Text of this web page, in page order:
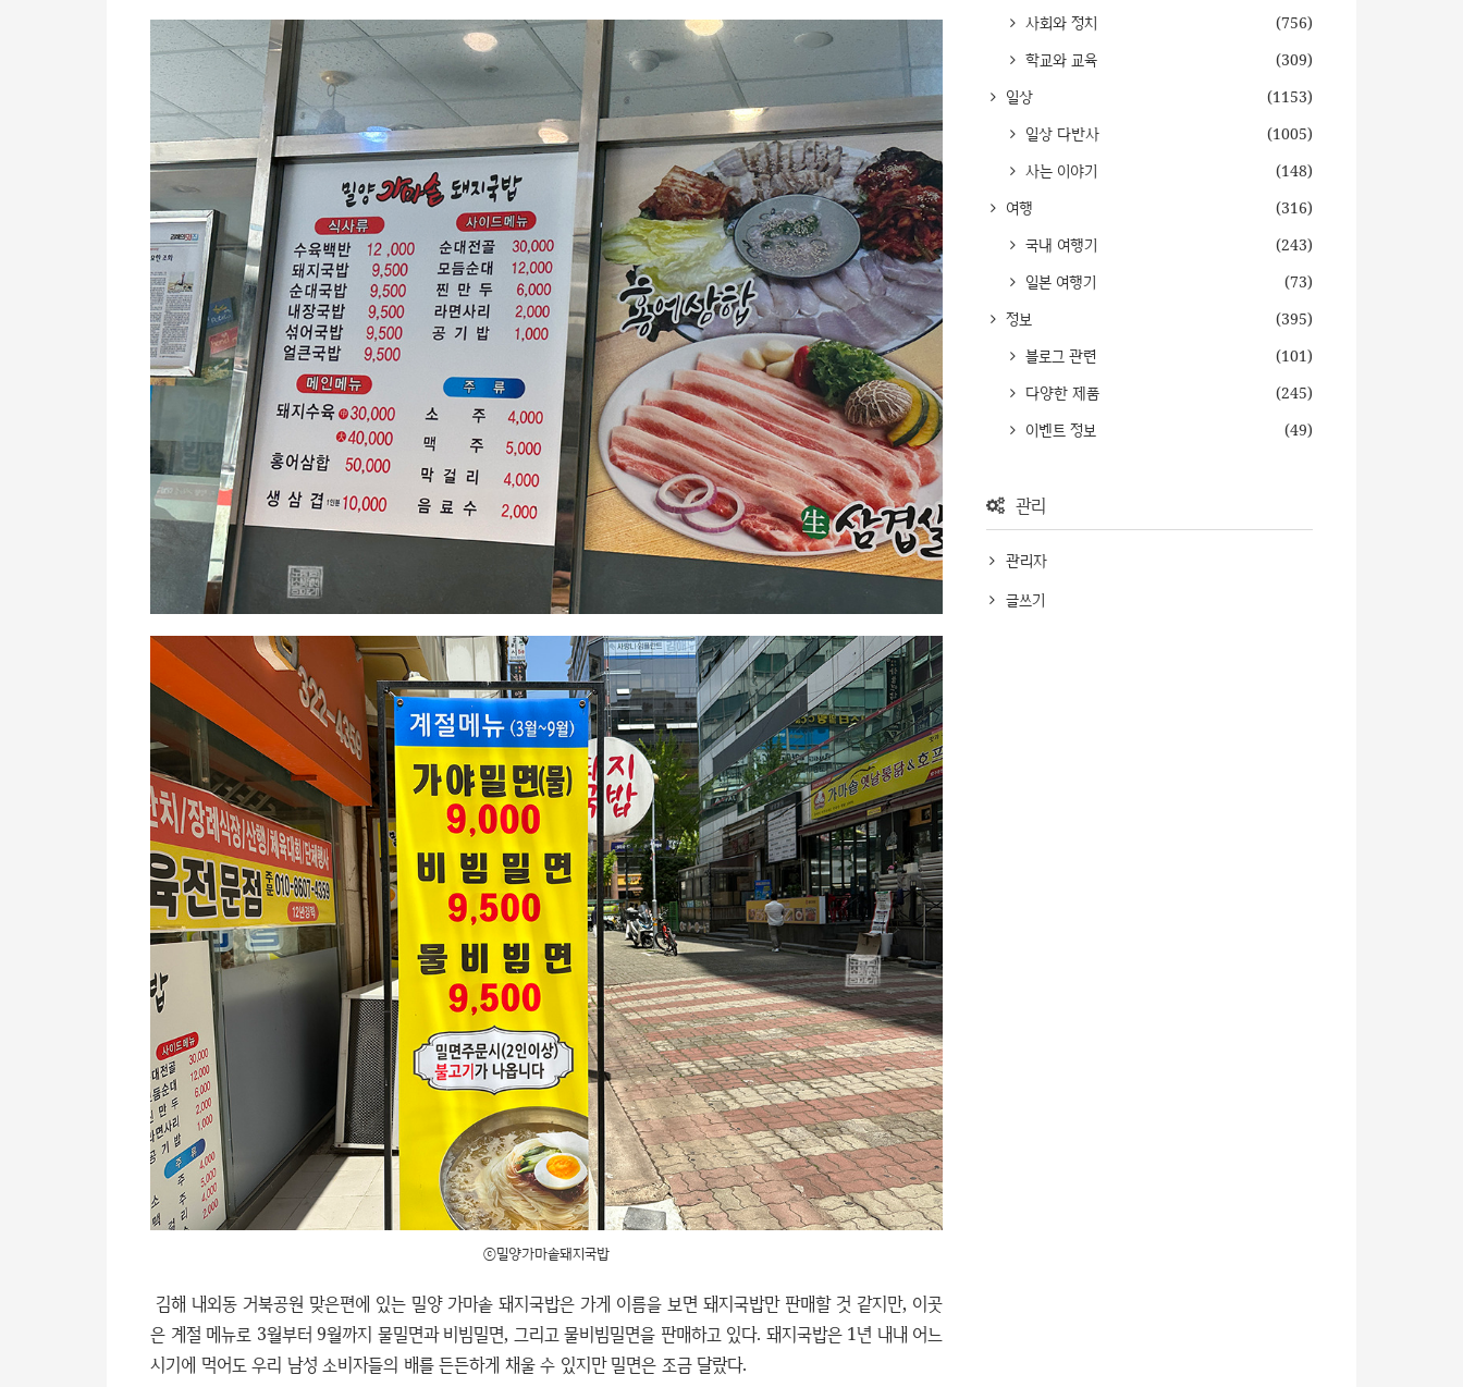
ⓒ밀양가마솥돼지국밥
김해 내외동 거북공원 맞은편에 있는 밀양 가마솥 돼지국밥은 가게 이름을 보면 돼지국밥만 판매할 것 같지만, 이곳
은 계절 메뉴로 3월부터 9월까지 물밀면과 비빔밀면, 그리고 물비빔밀면을 판매하고 있다. 돼지국밥은 1년 내내 어느
시기에 먹어도 우리 남성 소비자들의 배를 든든하게 채울 수 있지만 밀면은 조금 달랐다.
사회와 정치
(756)
학교와 교육
(309)
일상
(1153)
일상 다반사
(1005)
사는 이야기
(148)
여행
(316)
국내 여행기
(243)
일본 여행기
(73)
정보
(395)
블로그 관련
(101)
다양한 제품
(245)
이벤트 정보
(49)
관리
관리자
글쓰기